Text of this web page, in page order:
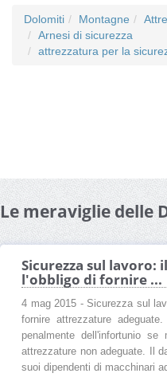
Dolomiti Montagne
Arnesi di sicurezza
attrezzatura per la
Le meraviglie delle
Sicurezza sul lavoro:
l'obbligo di fornire ...
4 mag 2015 - Sicurezza sul
fornire attrezzature
penalmente dell'infortunio
attrezzature non adeguate. Il
suoi dipendenti di macchinari